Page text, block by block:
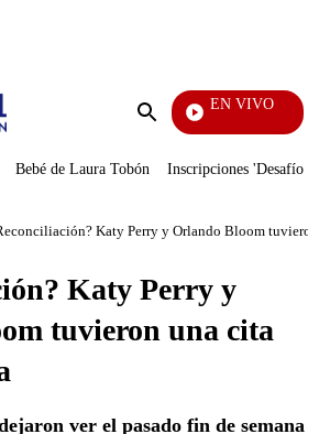
Enviar
EN VIVO
Bebé de Laura Tobón Inscripciones 'Desafío'
Katy Perry y Orlando Bloom
Katy Perry y
tuvieron una cita
ver el pasado fin de semana